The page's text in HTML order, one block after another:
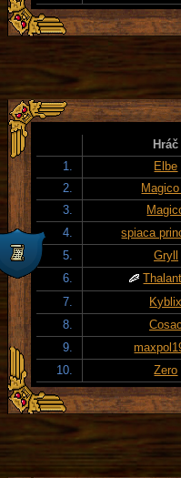
Hráč
1.
Elbe
2.
Magico
3.
4.
spiaca
5.
Gryll
6.
7.
Kyblix
8.
Cosac
9.
10.
Zero